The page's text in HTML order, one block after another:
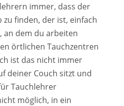
immer, dass der
zu finden, der ist, einfach
an dem du arbeiten
örtlichen Tauchzentren
ist das nicht immer
deiner Couch sitzt und
Tauchlehrer
möglich, in ein